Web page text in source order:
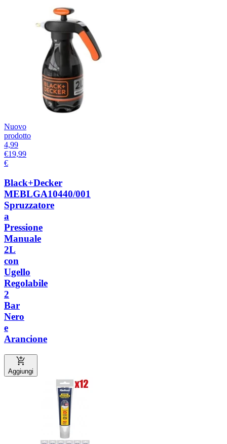
Nuovo
prodotto
4,99
€19,99
€
Black+Decker
MEBLGA10440/001
Spruzzatore
a
Pressione
Manuale
2L
con
Ugello
Regolabile
2
Bar
Nero
e
Arancione
Aggiungi